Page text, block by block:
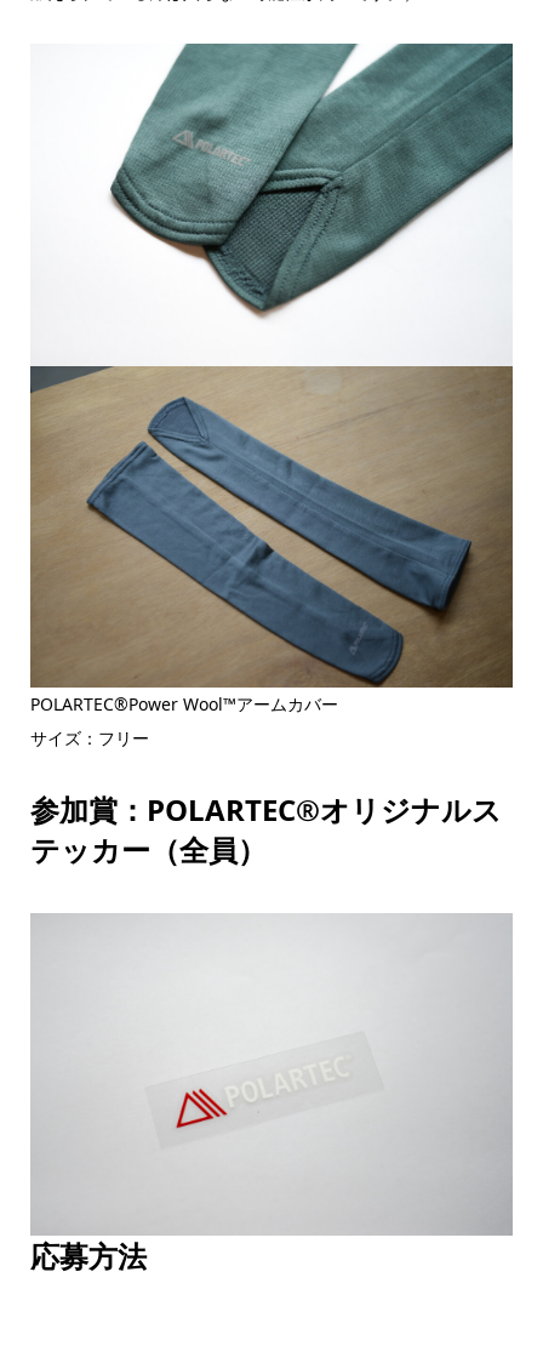
POLARTEC®Power Wool™アームカバー
サイズ：フリー
参加賞：POLARTEC®オリジナルス
テッカー（全員）
応募方法